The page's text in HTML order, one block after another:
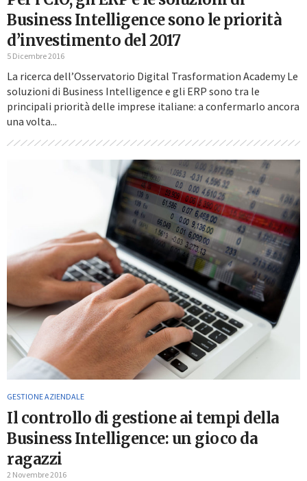
Business Intelligence sono le priorità
d’investimento del 2017
5 Dicembre 2016
La ricerca dell’Osservatorio Digital Trasformation Academy Le
soluzioni di Business Intelligence e gli ERP sono tra le
principali priorità delle imprese italiane: a confermarlo ancora
una volta...
GESTIONE AZIENDALE
Il controllo di gestione ai tempi della
Business Intelligence: un gioco da
ragazzi
2 Novembre 2016